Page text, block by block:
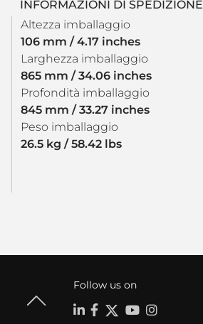
INFORMAZIONI DI SPEDIZIONE
Altezza imballaggio
106 mm / 4.17 inches
Larghezza imballaggio
865 mm / 34.06 inches
Profondità imballaggio
845 mm / 33.27 inches
Peso imballaggio
26.5 kg / 58.42 lbs
Follow us on